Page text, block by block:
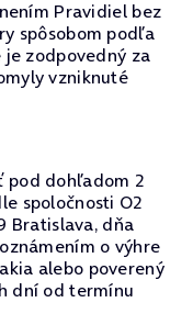
Pravidiel bez
spôsobom podľa
zodpovedný za
vzniknuté
pod dohľadom 2
spoločnosti O2
Bratislava, dňa
o výhre
alebo poverený
dní od termínu